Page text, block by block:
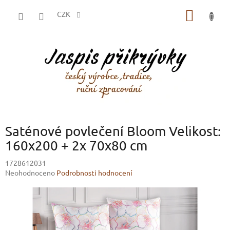
CZK
Saténové povlečení Bloom Velikost:
160x200 + 2x 70x80 cm
1728612031
Průměrné
Neohodnoceno Podrobnosti hodnocení